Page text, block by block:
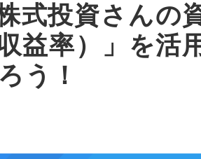
式投資さんの
益率）」を
う！